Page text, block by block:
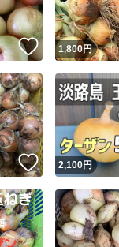
安心発送
いいね！
1,800円
いいね！
2,100円